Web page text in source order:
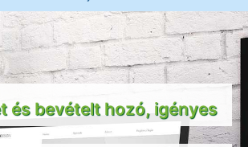
és bevételt hozó, igényes